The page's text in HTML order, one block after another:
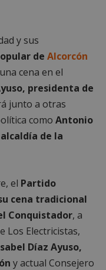
y sus
de Alcorcón
cena en el
presidenta de
junto a otras
como Antonio
de la
el Partido
cena tradicional
Conquistador, a
Los Electricistas,
Díaz Ayuso,
y actual Consejero